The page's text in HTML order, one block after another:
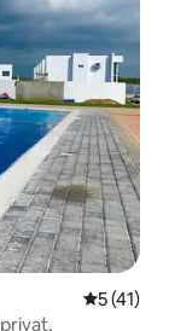
Vlerësimi
5 (41)